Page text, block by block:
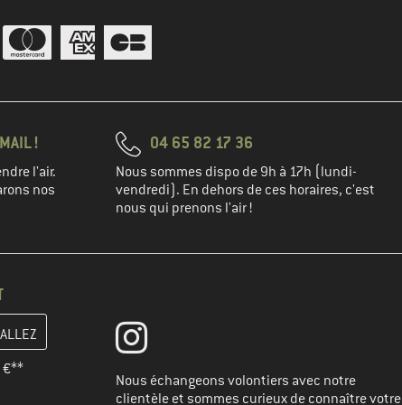
!
l'air.
nos
04 65 82 17 36
Nous sommes dispo de 9h à 17h (lundi-
vendredi). En dehors de ces horaires, c'est
nous qui prenons l'air !
créez votre compte client à la prochaine étape
€**
Nous échangeons volontiers avec notre
clientèle et sommes curieux de connaître votre